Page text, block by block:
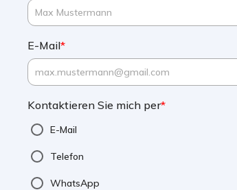
E-Mail*
Kontaktieren Sie mich per*
E-Mail
Telefon
WhatsApp